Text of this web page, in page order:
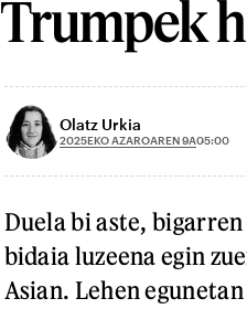
Trumpek
Olatz Urkia
2025EKO AZAROAREN 9A05:00
Duela bi aste,
bidaia luzeena egin
Asian. Lehen